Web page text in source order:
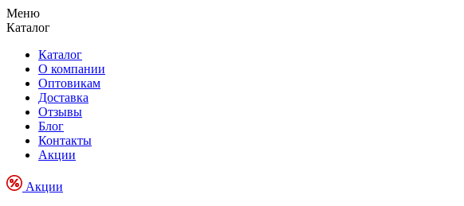
Меню
Каталог
Каталог
О компании
Оптовикам
Доставка
Отзывы
Блог
Контакты
Акции
Акции